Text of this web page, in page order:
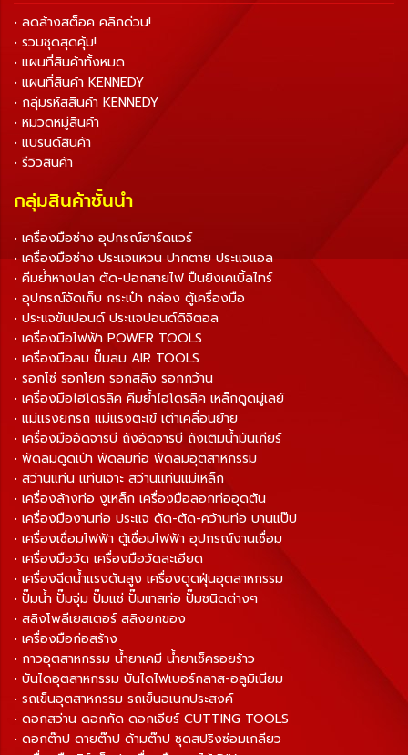
• ลดล้างสต็อค คลิกด่วน!
• รวมชุดสุดคุ้ม!
• แผนที่สินค้าทั้งหมด
• แผนที่สินค้า KENNEDY
• กลุ่มรหัสสินค้า KENNEDY
• หมวดหมู่สินค้า
• แบรนด์สินค้า
• รีวิวสินค้า
กลุ่มสินค้าชั้นนำ
• เครื่องมือช่าง อุปกรณ์ฮาร์ดแวร์
• เครื่องมือช่าง ประแจแหวน ปากตาย ประแจแอล
• คีมย้ำหางปลา ตัด-ปอกสายไฟ ปืนยิงเคเบิ้ลไทร์
• อุปกรณ์จัดเก็บ กระเป๋า กล่อง ตู้เครื่องมือ
• ประแจขันปอนด์ ประแจปอนด์ดิจิตอล
• เครื่องมือไฟฟ้า POWER TOOLS
• เครื่องมือลม ปั๊มลม AIR TOOLS
• รอกโซ่ รอกโยก รอกสลิง รอกกว้าน
• เครื่องมือไฮโดรลิค คีมย้ำไฮโดรลิค เหล็กดูดมู่เลย์
• แม่แรงยกรถ แม่แรงตะเข้ เต่าเคลื่อนย้าย
• เครื่องมืออัดจารบี ถังอัดจารบี ถังเติมน้ำมันเกียร์
• พัดลมดูดเป่า พัดลมท่อ พัดลมอุตสาหกรรม
• สว่านแท่น แท่นเจาะ สว่านแท่นแม่เหล็ก
• เครื่องล้างท่อ งูเหล็ก เครื่องมือลอกท่ออุดตัน
• เครื่องมืองานท่อ ประแจ ดัด-ตัด-คว้านท่อ บานแป๊ป
• เครื่องเชื่อมไฟฟ้า ตู้เชื่อมไฟฟ้า อุปกรณ์งานเชื่อม
• เครื่องมือวัด เครื่องมือวัดละเอียด
• เครื่องฉีดน้ำแรงดันสูง เครื่องดูดฝุ่นอุตสาหกรรม
• ปั๊มน้ำ ปั๊มจุ่ม ปั๊มแช่ ปั๊มเทสท่อ ปั๊มชนิดต่างๆ
• สลิงโพลีเยสเตอร์ สลิงยกของ
• เครื่องมือก่อสร้าง
• กาวอุตสาหกรรม น้ำยาเคมี น้ำยาเช็ครอยร้าว
• บันไดอุตสาหกรรม บันไดไฟเบอร์กลาส-อลูมิเนียม
• รถเข็นอุตสาหกรรม รถเข็นอเนกประสงค์
• ดอกสว่าน ดอกกัด ดอกเจียร์ CUTTING TOOLS
• ดอกต๊าป ดายต๊าป ด้ามต๊าป ชุดสปริงซ่อมเกลียว